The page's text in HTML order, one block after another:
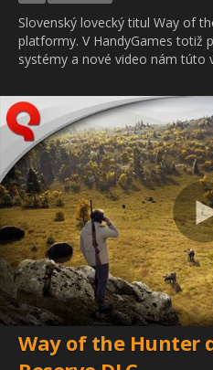
Slovenský lovecký titul Way of
platformy. V HandyGames totiž
systémy a nové video nám túto
Way of the Hunter